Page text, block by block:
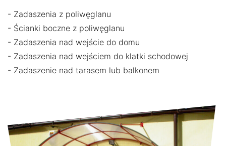
- Zadaszenia z poliwęglanu
- Ścianki boczne z poliwęglanu
- Zadaszenia nad wejście do domu
- Zadaszenia nad wejściem do klatki schodowej
- Zadaszenie nad tarasem lub balkonem